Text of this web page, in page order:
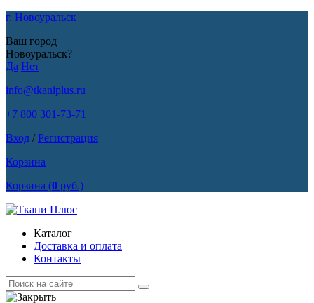
г. Новоуральск
Ваш город
Новоуральск?
Да Нет
info@tkaniplus.ru
+7 800 301-73-71
Вход /Регистрация
Корзина
Корзина (0 руб.)
Каталог
Доставка и оплата
Контакты